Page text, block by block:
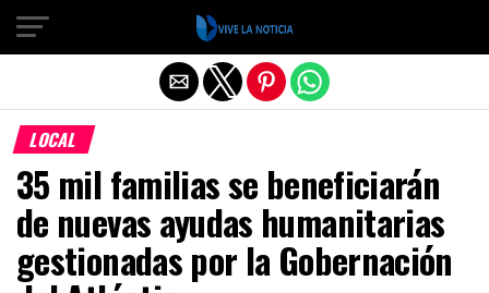
LOCAL
35 mil familias se beneficiarán
de nuevas ayudas humanitarias
gestionadas por la Gobernación
Salir de la versión móvil